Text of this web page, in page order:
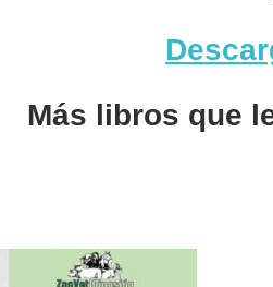
Más libros que